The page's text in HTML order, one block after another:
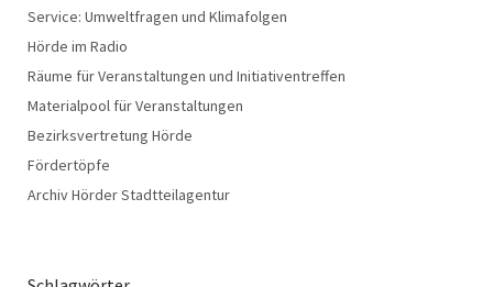
Service: Umweltfragen und Klimafolgen
Hörde im Radio
Räume für Veranstaltungen und Initiativentreffen
Materialpool für Veranstaltungen
Bezirksvertretung Hörde
Fördertöpfe
Archiv Hörder Stadtteilagentur